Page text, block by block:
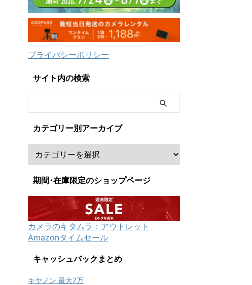
プライバシーポリシー
サイト内の検索
カテゴリー別アーカイブ
期間･在庫限定のショップページ
カメラのキタムラ：アウトレット
Amazonタイムセール
キャッシュバックまとめ
キヤノン 最大7万